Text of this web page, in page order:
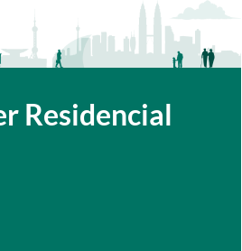
Residencial